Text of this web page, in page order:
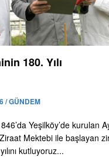
180. Yılı
/ GÜNDEM
Yeşilköy’de kurulan
Mektebi ile başlayan
kutluyoruz...